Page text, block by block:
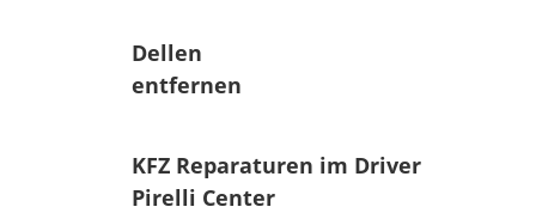
Dellen
entfernen
KFZ Reparaturen im Driver
Pirelli Center